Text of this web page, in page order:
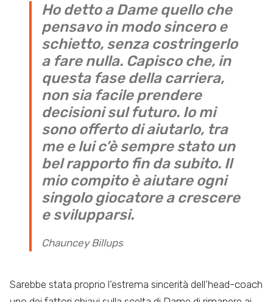
Ho detto a Dame quello che
pensavo in modo sincero e
schietto, senza costringerlo
a fare nulla. Capisco che, in
questa fase della carriera,
non sia facile prendere
decisioni sul futuro. Io mi
sono offerto di aiutarlo, tra
me e lui c’è sempre stato un
bel rapporto fin da subito. Il
mio compito è aiutare ogni
singolo giocatore a crescere
e svilupparsi.
Chauncey Billups
Sarebbe stata proprio l’estrema sincerità dell’head-coach